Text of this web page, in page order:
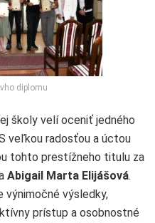
diplomu
školy velí oceniť jedného
veľkou radosťou a úctou
tohto prestížneho titulu za
Abigail Marta Elijášová.
výnimočné výsledky,
prístup a osobnostné